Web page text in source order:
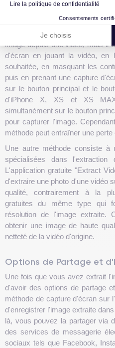
Lire la politique de confidentialité
Consentements
Je choisis
Qualité de l'Image
L'iPhone de base n'est pas
image depuis une vidéo, mais il
d'écran en jouant la vidéo, en
souhaitée, en masquant les
puis en prenant une capture
sur le bouton principal et le
d'iPhone X, XS et XS
simultanément sur le bouton
pour capturer l'image.
méthode peut entraîner une
Une autre méthode consiste à
spécialisées dans
L'application gratuite "Extract
d'extraire une photo d'une vidéo
qualité, contrairement à la
gratuites du même type qui
résolution de l'image extraite.
obtenir une image de haute
netteté de la vidéo d'origine.
Options de Partage et
Une fois que vous avez extrait
d'avoir des options de partage
méthode de capture d'écran sur
d'enregistrer l'image extraite
là, vous pouvez la partager via
des services de messagerie
sociaux tels que Facebook,